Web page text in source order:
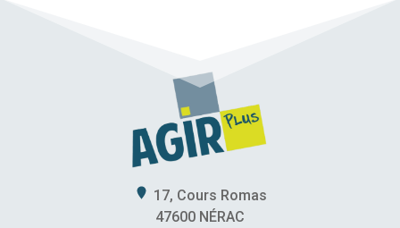
17, Cours Romas
47600 NÉRAC